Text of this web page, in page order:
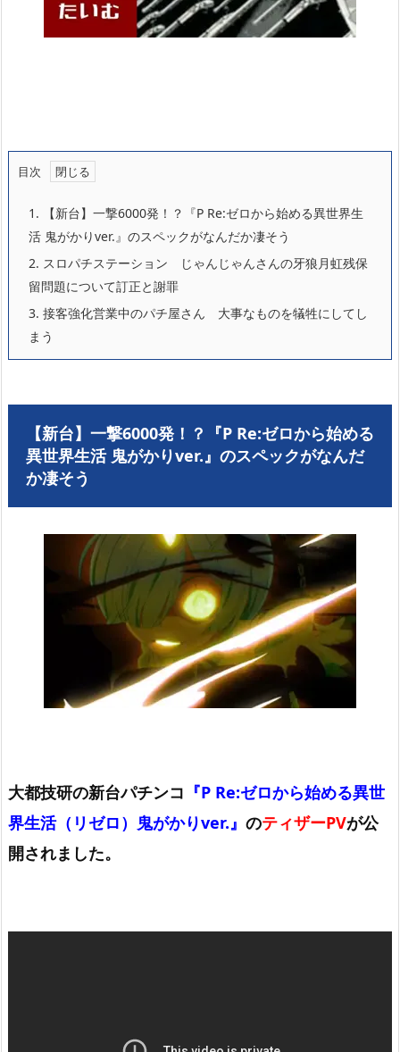
目次
1. 【新台】一撃6000発！？『P Re:ゼロから始める異世界生
活 鬼がかりver.』のスペックがなんだか凄そう
2. スロパチステーション じゃんじゃんさんの牙狼月虹残保
留問題について訂正と謝罪
3. 接客強化営業中のパチ屋さん 大事なものを犠牲にしてし
まう
【新台】一撃6000発！？『P Re:ゼロから始める
異世界生活 鬼がかりver.』のスペックがなんだ
か凄そう
大都技研の新台パチンコ 『P Re:ゼロから始める異世
界生活（リゼロ）鬼がかりver.』 のティザーPVが公
開されました。